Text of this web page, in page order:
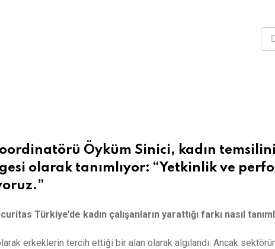
Öyküm Sinici, kadın
olarak tanımlıyor: “Yetkinlik ve
Türkiye’de kadın çalışanların yarattığı farkı nasıl
erkeklerin tercih ettiği bir alan olarak algılandı. Ancak